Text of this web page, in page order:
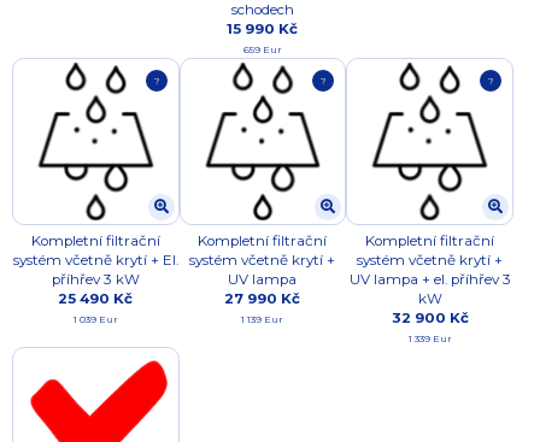
schodech
15 990 Kč
659 Eur
Kompletní filtrační
systém včetně krytí + El.
příhřev 3 kW
?
25 490 Kč
1 039 Eur
Kompletní filtrační
systém včetně krytí +
UV lampa
?
27 990 Kč
1 139 Eur
Kompletní filtrační
systém včetně krytí +
UV lampa + el. příhřev 3
kW
?
32 900 Kč
1 339 Eur